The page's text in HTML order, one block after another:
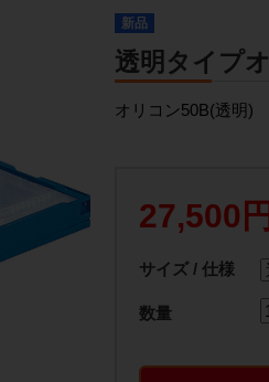
新品
透明タイプ
オリコン50B(透明)
27,500円
サイズ / 仕様
数量